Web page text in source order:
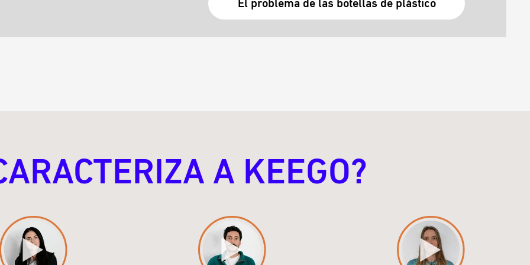
El problema de las botellas de plástico
A KEEGO?